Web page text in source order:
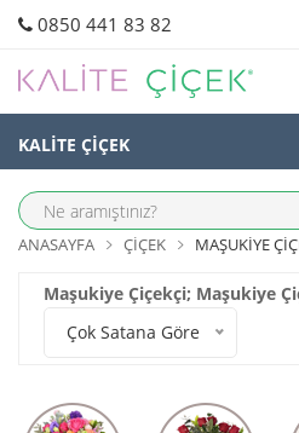
0850 441 83 82
KALİTE ÇİÇEK
ANASAYFA ÇIÇEK MAŞUKIYE
Maşukiye Çiçekçi; Maşukiye
Çok Satana Göre